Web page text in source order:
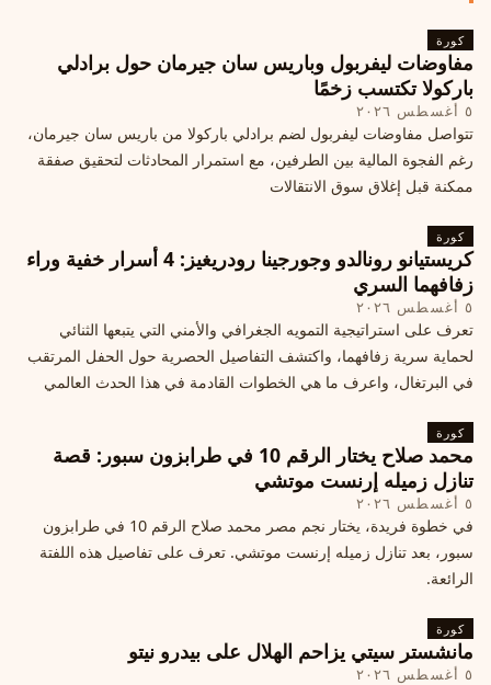
كورة
مفاوضات ليفربول وباريس سان جيرمان حول برادلي
باركولا تكتسب زخمًا
٥ أغسطس ٢٠٢٦
تتواصل مفاوضات ليفربول لضم برادلي باركولا من باريس سان جيرمان،
رغم الفجوة المالية بين الطرفين، مع استمرار المحادثات لتحقيق صفقة
ممكنة قبل إغلاق سوق الانتقالات
كورة
كريستيانو رونالدو وجورجينا رودريغيز: 4 أسرار خفية وراء
زفافهما السري
٥ أغسطس ٢٠٢٦
تعرف على استراتيجية التمويه الجغرافي والأمني التي يتبعها الثنائي
لحماية سرية زفافهما، واكتشف التفاصيل الحصرية حول الحفل المرتقب
في البرتغال، واعرف ما هي الخطوات القادمة في هذا الحدث العالمي
كورة
محمد صلاح يختار الرقم 10 في طرابزون سبور: قصة
تنازل زميله إرنست موتشي
٥ أغسطس ٢٠٢٦
في خطوة فريدة، يختار نجم مصر محمد صلاح الرقم 10 في طرابزون
سبور، بعد تنازل زميله إرنست موتشي. تعرف على تفاصيل هذه اللفتة
الرائعة.
كورة
مانشستر سيتي يزاحم الهلال على بيدرو نيتو
٥ أغسطس ٢٠٢٦